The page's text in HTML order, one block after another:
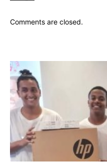
Comments are closed.